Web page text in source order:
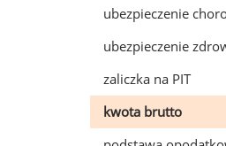
ubezpieczenie
ubezpieczenie
zaliczka na PIT
kwota brutto